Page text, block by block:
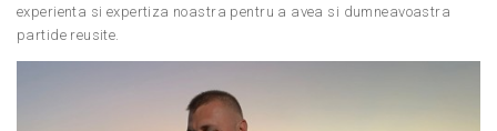
experienta si expertiza noastra pentru a avea si dumneavoastra
partide reusite.